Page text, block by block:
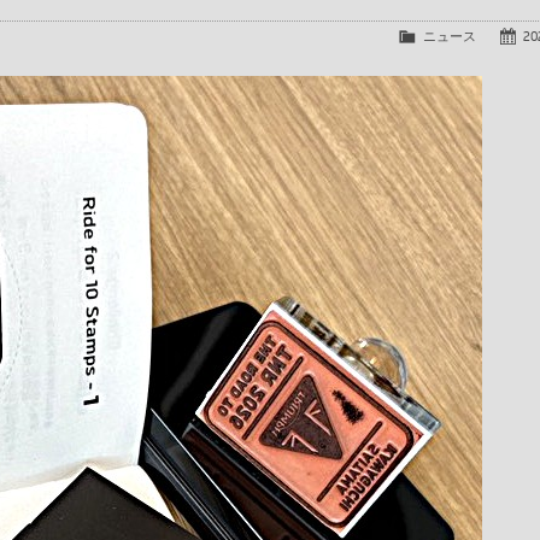
ニュース